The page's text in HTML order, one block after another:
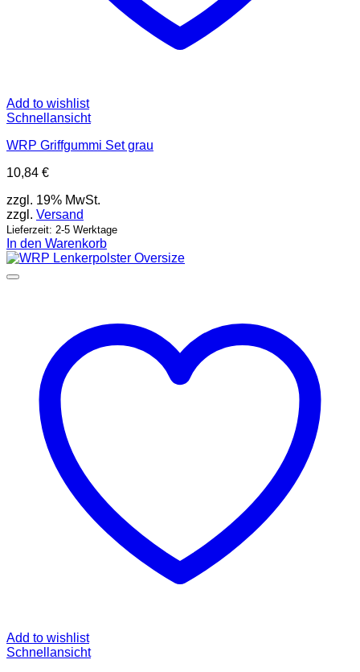
Add to wishlist
Schnellansicht
WRP Griffgummi Set grau
10,84 €
zzgl. 19% MwSt.
zzgl. Versand
Lieferzeit: 2-5 Werktage
In den Warenkorb
Add to wishlist
Schnellansicht